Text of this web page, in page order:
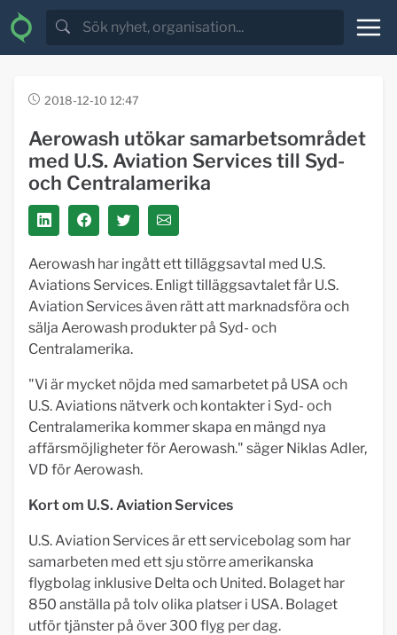
2018-12-10 12:47
Aerowash utökar samarbetsområdet
med U.S. Aviation Services till Syd-
och Centralamerika
Aerowash har ingått ett tilläggsavtal med U.S.
Aviations Services. Enligt tilläggsavtalet får U.S.
Aviation Services även rätt att marknadsföra och
sälja Aerowash produkter på Syd- och
Centralamerika.
"Vi är mycket nöjda med samarbetet på USA och
U.S. Aviations nätverk och kontakter i Syd- och
Centralamerika kommer skapa en mängd nya
affärsmöjligheter för Aerowash." säger Niklas Adler,
VD för Aerowash.
Kort om U.S. Aviation Services
U.S. Aviation Services är ett servicebolag som har
samarbeten med ett sju större amerikanska
flygbolag inklusive Delta och United. Bolaget har
850 anställa på tolv olika platser i USA. Bolaget
utför tjänster på över 300 flyg per dag.